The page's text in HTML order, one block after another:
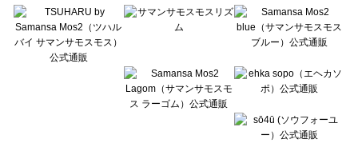
Lugnoncure（ルノンキュール）の一覧
BETTY'S BLUE（べティーズブルー）の一覧
Wpc.（ワールドパーティー）の一覧